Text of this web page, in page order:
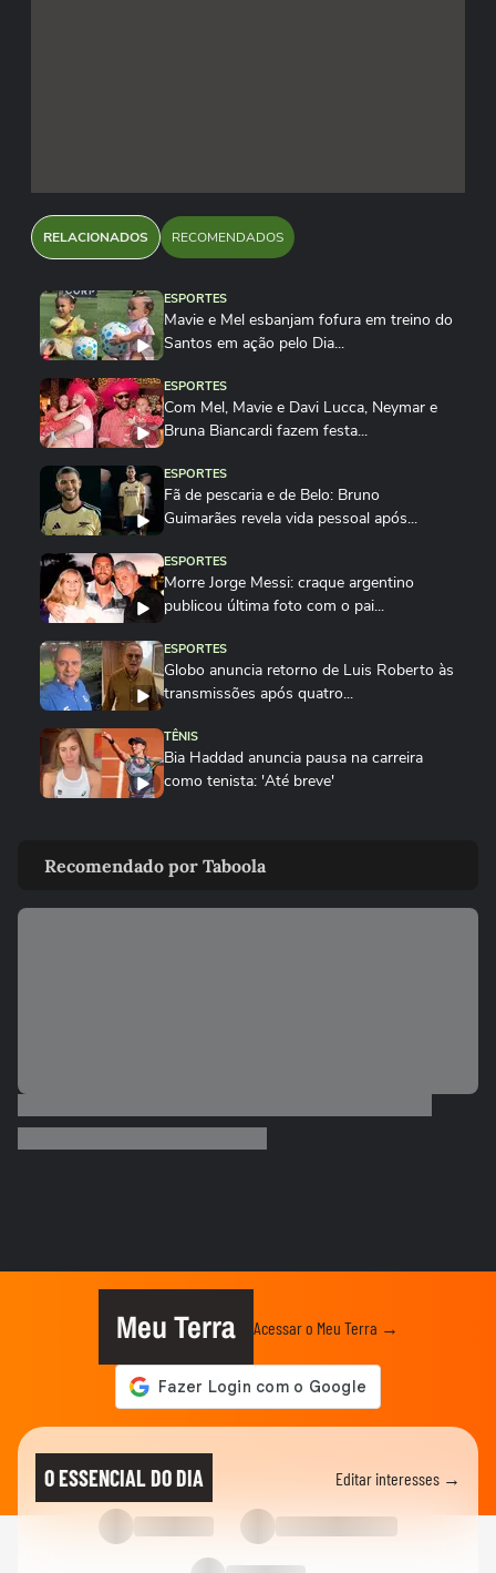
RELACIONADOS RECOMENDADOS
ESPORTES
Mavie e Mel esbanjam fofura em treino do
Santos em ação pelo Dia...
ESPORTES
Com Mel, Mavie e Davi Lucca, Neymar e
Bruna Biancardi fazem festa...
ESPORTES
Fã de pescaria e de Belo: Bruno
Guimarães revela vida pessoal após...
ESPORTES
Morre Jorge Messi: craque argentino
publicou última foto com o pai...
ESPORTES
Globo anuncia retorno de Luis Roberto às
transmissões após quatro...
TÊNIS
Bia Haddad anuncia pausa na carreira
como tenista: 'Até breve'
do mundo no salto em 2026...
SURFE
contra a mulher nos 20 anos...
Alex Escobar passa por cirurgia para
retirada de tumor
Salah ganha festa surreal ao ser
apresentado à torcida do...
Hortência explica por que passou a usar
Recomendado por Taboola
Meu Terra Acessar o Meu Terra →
O ESSENCIAL DO DIA Editar interesses →